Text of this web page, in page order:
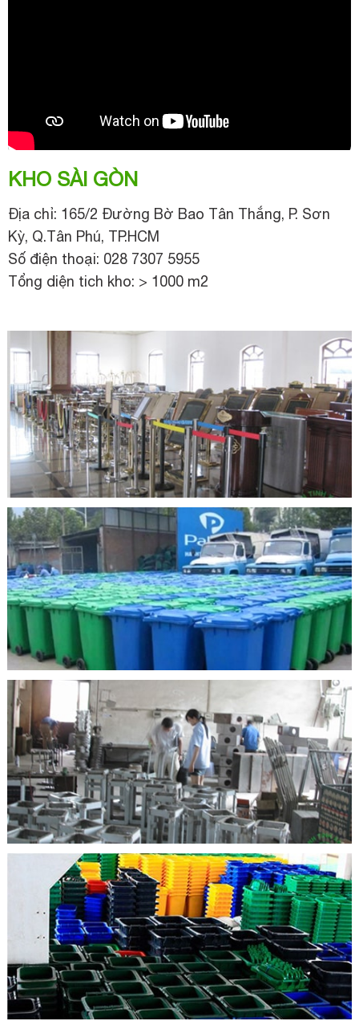
KHO SÀI GÒN
Địa chỉ: 165/2 Đường Bờ Bao Tân Thắng, P. Sơn
Kỳ, Q.Tân Phú, TP.HCM
Số điện thoại: 028 7307 5955
Tổng diện tich kho: > 1000 m2